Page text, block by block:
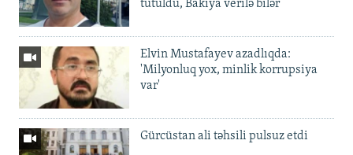
tutuldu, Bakıya verilə bilər
Elvin Mustafayev azadlıqda:
'Milyonluq yox, minlik korrupsiya
var'
Gürcüstan ali təhsili pulsuz etdi